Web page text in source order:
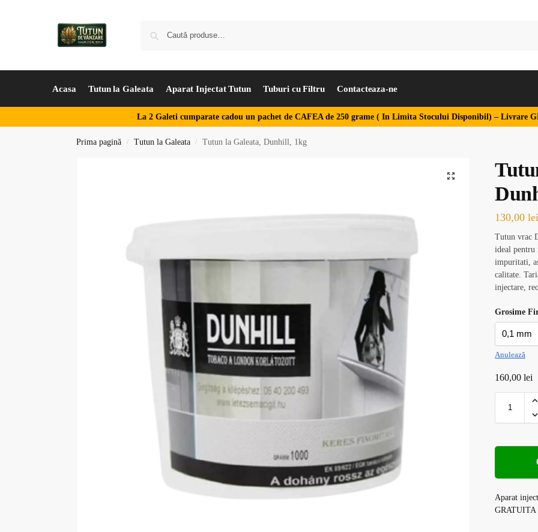
Acasa Tutun la Galeata Aparat Injectat Tutun Tuburi cu Filtru Contacteaza-ne
La 2 Galeti cumparate cadou un pachet de CAFEA de 250 grame ( In Limita Stocului Disponibil) – Livrare
Prima pagină / Tutun la Galeata / Tutun la Galeata, Dunhill, 1kg
130,00
Tutun vrac
ideal pentru
impuritati,
calitate.
injectare,
Grosime
Anulează
160,00lei
Aparat
GRATUITA